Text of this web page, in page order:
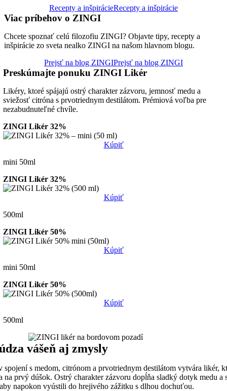
Recepty a inšpirácieRecepty a inšpirácie
Viac príbehov o ZINGI
Chcete spoznať celú filozofiu ZINGI? Objavte tipy, recepty a
inšpirácie zo sveta nealko ZINGI na našom hlavnom blogu.
Prejsť na blog ZINGIPrejsť na blog ZINGI
Preskúmajte ponuku ZINGI Likér
Likéry, ktoré spájajú ostrý charakter zázvoru, jemnosť medu a
sviežosť citróna s prvotriednym destilátom. Prémiová voľba pre
nezabudnuteľné chvíle.
ZINGI Likér 32%
Kúpiť
mini 50ml
ZINGI Likér 32%
Kúpiť
500ml
ZINGI Likér 50%
Kúpiť
mini 50ml
ZINGI Likér 50%
Kúpiť
500ml
vášeň aj zmysly
spojení s medom, citrónom a prvotriednym destilátom vytvára likér,
na prvý dúšok. Ostrý charakter zázvoru dopĺňa sladký dotyk medu a
napokon vyústili do hrejivého zážitku s dlhou dochuťou.